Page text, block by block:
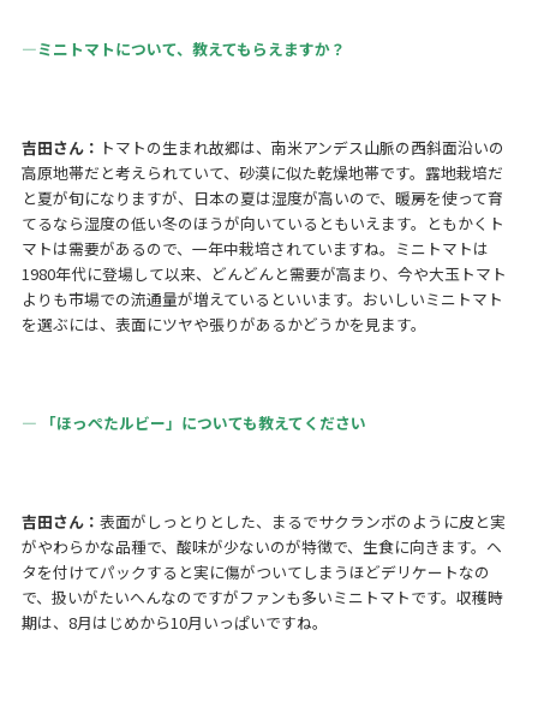
―ミニトマトについて、教えてもらえますか？
吉田さん： トマトの生まれ故郷は、南米アンデス山脈の西斜面沿いの
高原地帯だと考えられていて、砂漠に似た乾燥地帯です。露地栽培だ
と夏が旬になりますが、日本の夏は湿度が高いので、暖房を使って育
てるなら湿度の低い冬のほうが向いているともいえます。ともかくト
マトは需要があるので、一年中栽培されていますね。ミニトマトは
1980年代に登場して以来、どんどんと需要が高まり、今や大玉トマト
よりも市場での流通量が増えているといいます。おいしいミニトマト
を選ぶには、表面にツヤや張りがあるかどうかを見ます。
― 「ほっぺたルビー」についても教えてください
吉田さん： 表面がしっとりとした、まるでサクランボのように皮と実
がやわらかな品種で、酸味が少ないのが特徴で、生食に向きます。ヘ
タを付けてパックすると実に傷がついてしまうほどデリケートなの
で、扱いがたいへんなのですがファンも多いミニトマトです。収穫時
期は、8月はじめから10月いっぱいですね。